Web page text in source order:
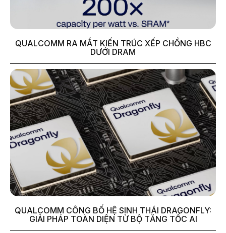
QUALCOMM RA MẮT KIẾN TRÚC XẾP CHỒNG HBC
DƯỚI DRAM
QUALCOMM CÔNG BỐ HỆ SINH THÁI DRAGONFLY:
GIẢI PHÁP TOÀN DIỆN TỪ BỘ TĂNG TỐC AI